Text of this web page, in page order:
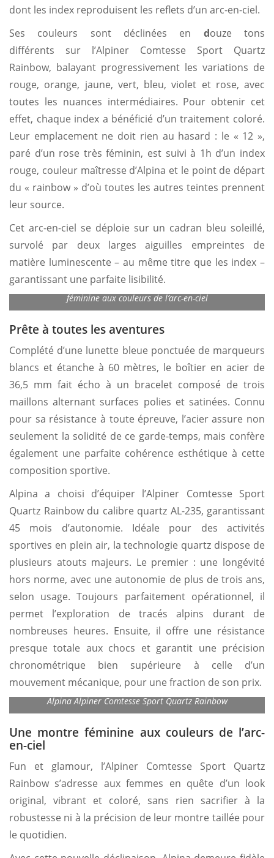
dont les index reproduisent les reflets d’un arc-en-ciel.
Ses couleurs sont déclinées en douze tons
différents sur l’Alpiner Comtesse Sport Quartz
Rainbow, balayant progressivement les variations de
rouge, orange, jaune, vert, bleu, violet et rose, avec
toutes les nuances intermédiaires. Pour obtenir cet
effet, chaque index a bénéficié d’un traitement coloré.
Leur emplacement ne doit rien au hasard : le « 12 »,
paré d’un rose très féminin, est suivi à 1h d’un index
rouge, couleur maîtresse d’Alpina et le point de départ
du « rainbow » d’où toutes les autres teintes prennent
leur source.
Cet arc-en-ciel se déploie sur un cadran bleu soleillé,
survolé par deux larges aiguilles empreintes de
matière luminescente – au même titre que les index –
garantissant une parfaite lisibilité.
Alpina Alpiner Comtesse Sport Quartz Rainbow, une montre
féminine aux couleurs de l’arc-en-ciel
Prête à toutes les aventures
Complété d’une lunette bleue ponctuée de marqueurs
blancs et étanche à 60 mètres, le boîtier en acier de
36,5 mm fait écho à un bracelet composé de trois
maillons alternant surfaces polies et satinées. Connu
pour sa résistance à toute épreuve, l’acier assure non
seulement la solidité de ce garde-temps, mais confère
également une parfaite cohérence esthétique à cette
composition sportive.
Alpina a choisi d’équiper l’Alpiner Comtesse Sport
Quartz Rainbow du calibre quartz AL-235, garantissant
45 mois d’autonomie. Idéale pour des activités
sportives en plein air, la technologie quartz dispose de
plusieurs atouts majeurs. Le premier : une longévité
hors norme, avec une autonomie de plus de trois ans,
selon usage. Toujours parfaitement opérationnel, il
permet l’exploration de tracés alpins durant de
nombreuses heures. Ensuite, il offre une résistance
presque totale aux chocs et garantit une précision
chronométrique bien supérieure à celle d’un
mouvement mécanique, pour une fraction de son prix.
Alpina Alpiner Comtesse Sport Quartz Rainbow
Une montre féminine aux couleurs de l’arc-
en-ciel
Fun et glamour, l’Alpiner Comtesse Sport Quartz
Rainbow s’adresse aux femmes en quête d’un look
original, vibrant et coloré, sans rien sacrifier à la
robustesse ni à la précision de leur montre taillée pour
le quotidien.